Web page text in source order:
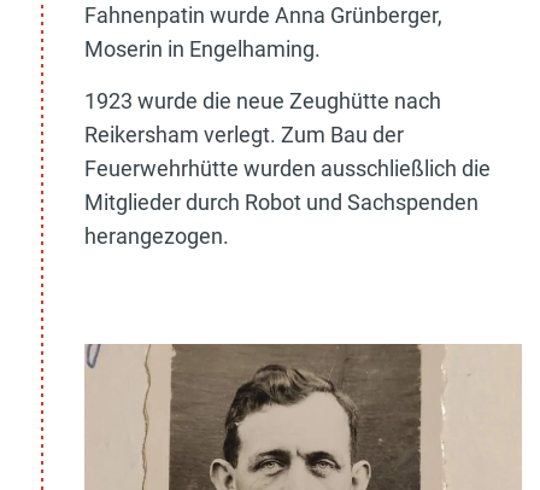
Fahnenpatin wurde Anna Grünberger,
Moserin in Engelhaming.
1923 wurde die neue Zeughütte nach
Reikersham verlegt. Zum Bau der
Feuerwehrhütte wurden ausschließlich die
Mitglieder durch Robot und Sachspenden
herangezogen.